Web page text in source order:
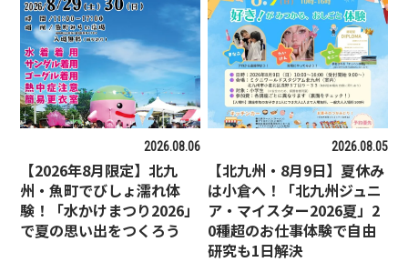
2026.08.06
【2026年8月限定】北九
州・魚町でびしょ濡れ体
験！「水かけまつり2026」
で夏の思い出をつくろう
2026.08.05
【北九州・8月9日】夏休み
は小倉へ！「北九州ジュニ
ア・マイスター2026夏」2
0種超のお仕事体験で自由
研究も1日解決